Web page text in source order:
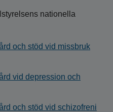
nationella
och stöd vid missbruk
vid depression och
och stöd vid schizofreni